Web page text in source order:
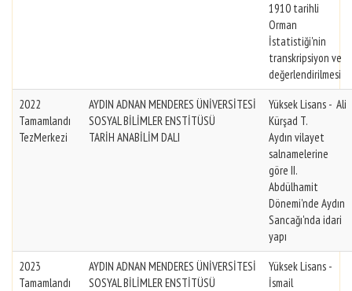
1910 tarihli
Orman
İstatistiği'nin
transkripsiyon ve
değerlendirilmesi
2022
Tamamlandı
TezMerkezi
AYDIN ADNAN MENDERES ÜNİVERSİTESİ
SOSYAL BİLİMLER ENSTİTÜSÜ
TARİH ANABİLİM DALI
Yüksek Lisans - Ali
Kürşad T.
Aydın vilayet
salnamelerine
göre II.
Abdülhamit
Dönemi'nde Aydın
Sancağı'nda idari
yapı
2023
Tamamlandı
AYDIN ADNAN MENDERES ÜNİVERSİTESİ
SOSYAL BİLİMLER ENSTİTÜSÜ
Yüksek Lisans -
İsmail